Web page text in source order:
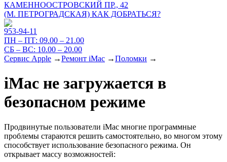
КАМЕННООСТРОВСКИЙ ПР., 42
(М. ПЕТРОГРАДСКАЯ) КАК ДОБРАТЬСЯ?
953-94-11
ПН – ПТ: 09.00 – 21.00
СБ – ВС: 10.00 – 20.00
Сервис Apple →Ремонт iMac →Поломки →
iMac не загружается в
безопасном режиме
Продвинутые пользователи iMac многие программные
проблемы стараются решить самостоятельно, во многом этому
способствует использование безопасного режима. Он
открывает массу возможностей: